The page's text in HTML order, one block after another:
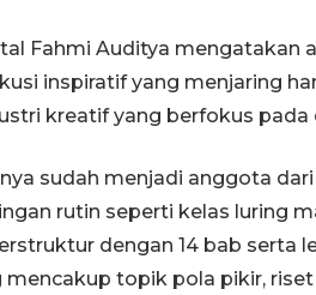
Fahmi Auditya mengatakan
inspiratif yang menjaring
kreatif yang berfokus
sudah menjadi anggota
rutin seperti kelas luring
dengan 14 bab serta
mencakup topik pola pikir,